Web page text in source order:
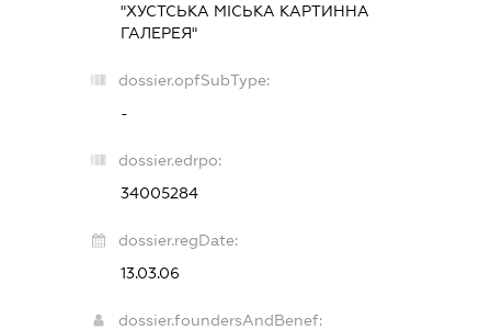
"ХУСТСЬКА МІСЬКА КАРТИННА
ГАЛЕРЕЯ"
dossier.opfSubType:
-
dossier.edrpo:
34005284
dossier.regDate:
13.03.06
dossier.foundersAndBenef: